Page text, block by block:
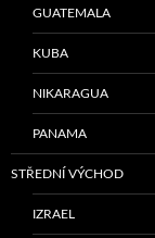
GUATEMALA
KUBA
NIKARAGUA
PANAMA
STŘEDNÍ VÝCHOD
IZRAEL